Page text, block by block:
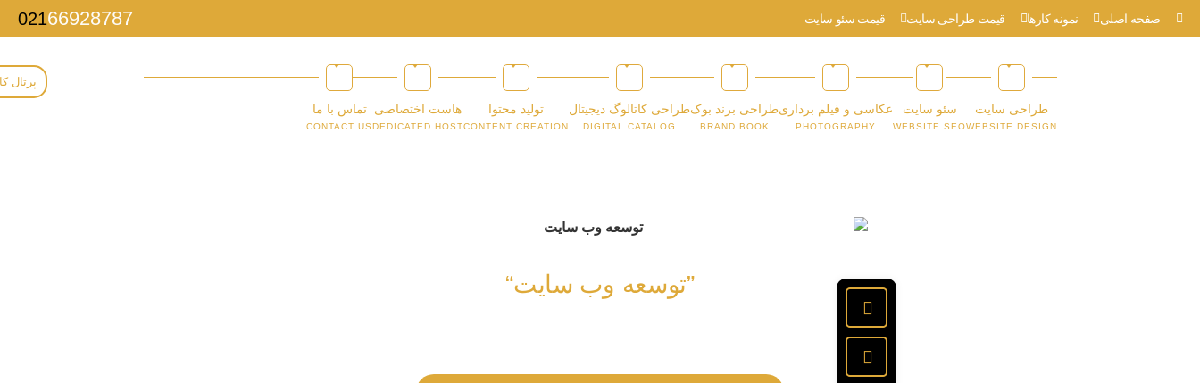
صفحه اصلی نمونه کارها قیمت طراحی سایت قیمت سئو سایت 02166928787
طراحی سایت
WEBSITE DESIGN
سئو سایت
WEBSITE SEO
عکاسی و فیلم برداری
PHOTOGRAPHY
طراحی برند بوک
BRAND BOOK
طراحی کاتالوگ دیجیتال
DIGITAL CATALOG
تولید محتوا
CONTENT CREATION
هاست اختصاصی
DEDICATED HOST
تماس با ما
CONTACT US
پرتال
”توسعه وب سایت“